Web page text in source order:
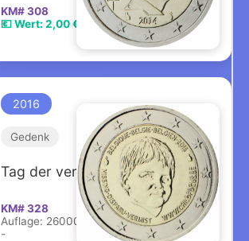
KM# 308
💶 Wert: 2,00 €
2016
Gedenk
Tag der vermissten Kinder
KM# 328
Auflage: 260000
-